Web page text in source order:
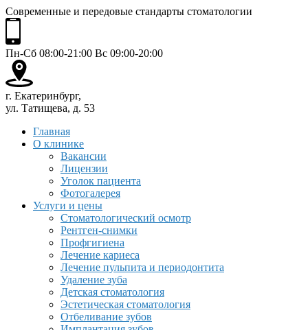
Современные и передовые стандарты стоматологии
Пн-Сб 08:00-21:00 Вс 09:00-20:00
г. Екатеринбург,
ул. Татищева, д. 53
Главная
О клинике
Вакансии
Лицензии
Уголок пациента
Фотогалерея
Услуги и цены
Стоматологический осмотр
Рентген-снимки
Профгигиена
Лечение кариеса
Лечение пульпита и периодонтита
Удаление зуба
Детская стоматология
Эстетическая стоматология
Отбеливание зубов